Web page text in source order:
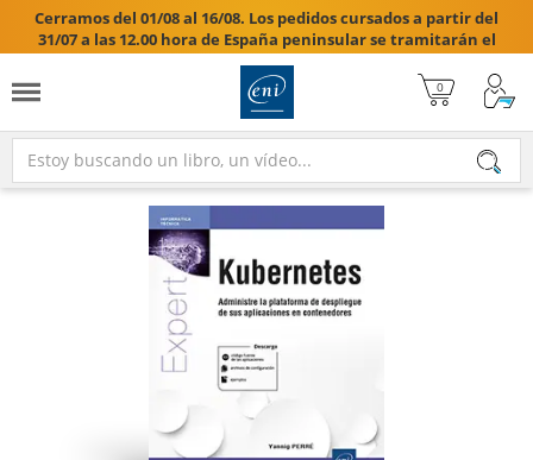
Cerramos del 01/08 al 16/08. Los pedidos cursados a partir del
31/07 a las 12.00 hora de España peninsular se tramitarán el
17/08/2026.
